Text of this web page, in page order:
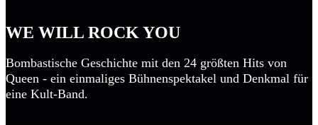
WE WILL ROCK YOU
Bombastische Geschichte mit den 24 größten Hits von
Queen - ein einmaliges Bühnenspektakel und Denkmal für
eine Kult-Band.